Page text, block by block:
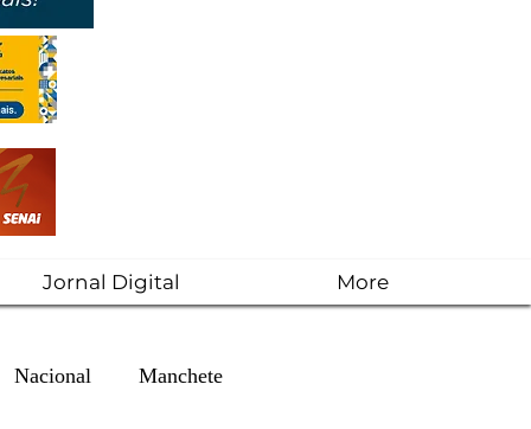
Jornal Digital More
Nacional Manchete